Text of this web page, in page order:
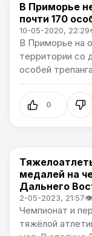
Новости
В Приморье
почти 170
10-05-2020, 22:29
В Приморье на
территории со
особей
0
Новости
медалей на
Дальнего
2-05-2023, 21:57👁
Чемпионат и
тяжёлой